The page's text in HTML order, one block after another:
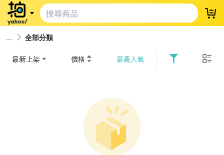
登
全部分類
最新上架 價格 最高人氣